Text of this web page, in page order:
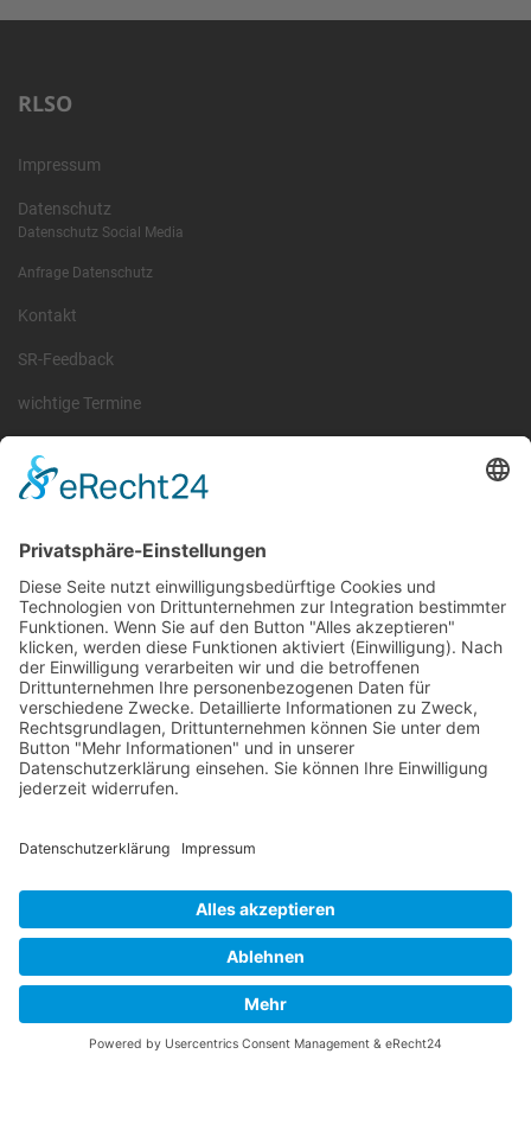
RLSO
Impressum
Datenschutz
Datenschutz Social Media
Anfrage Datenschutz
Kontakt
SR-Feedback
wichtige Termine
Information
Sachsen und Thüringen. Er ist als eingetragener Verein tätig und
gleichzeitig Veranstalter der Spiele der Regionalliga in
verschiedenen Ligen.
Die RLSO ist jetzt auch erreichbar unter der Adresse